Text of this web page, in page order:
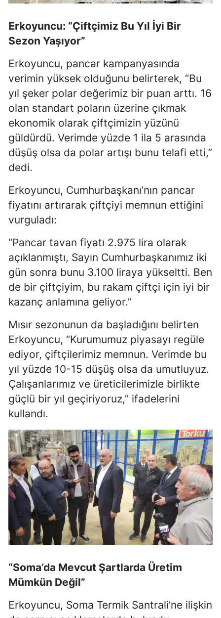
Kars
Kayseri
Kırklareli
Kırşehir
Kocaeli
Konya
Malatya
Manisa
Mardin
Muğla
Muş
Niğde
Ordu
Rize
Sakarya
Siirt
Sinop
Sivas
Tekirdağ
Tokat
Trabzon
Van
Erkoyuncu: “Çiftçimiz Bu Yıl İyi Bir
Sezon Yaşıyor”
Erkoyuncu, pancar kampanyasında
verimin yüksek olduğunu belirterek, “Bu
yıl şeker polar değerimiz bir puan arttı. 16
olan standart poların üzerine çıkmak
ekonomik olarak çiftçimizin yüzünü
güldürdü. Verimde yüzde 1 ila 5 arasında
düşüş olsa da polar artışı bunu telafi etti,”
dedi.
Erkoyuncu, Cumhurbaşkanı’nın pancar
fiyatını artırarak çiftçiyi memnun ettiğini
vurguladı:
“Pancar tavan fiyatı 2.975 lira olarak
açıklanmıştı, Sayın Cumhurbaşkanımız iki
gün sonra bunu 3.100 liraya yükseltti. Ben
de bir çiftçiyim, bu rakam çiftçi için iyi bir
kazanç anlamına geliyor.”
Mısır sezonunun da başladığını belirten
Erkoyuncu, “Kurumumuz piyasayı regüle
ediyor, çiftçilerimiz memnun. Verimde bu
yıl yüzde 10-15 düşüş olsa da umutluyuz.
Çalışanlarımız ve üreticilerimizle birlikte
güçlü bir yıl geçiriyoruz,” ifadelerini
kullandı.
“Soma’da Mevcut Şartlarda Üretim
Mümkün Değil”
Erkoyuncu, Soma Termik Santrali’ne ilişkin